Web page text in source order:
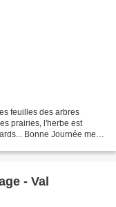
feuilles des arbres
prairies, l'herbe est
Bonne Journée mes
- Val